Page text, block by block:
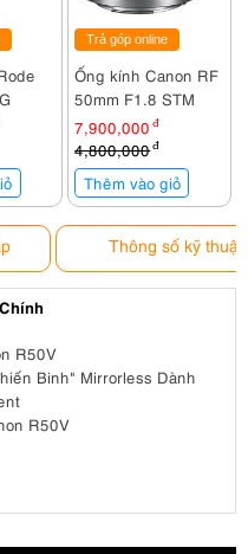
Trả góp online
Ống kính Canon RF
50mm F1.8 STM
7,900,000 đ
4,800,000đ
Thêm vào giỏ
Thông số kỹ thuật
R50V
Binh" Mirrorless Dành
R50V